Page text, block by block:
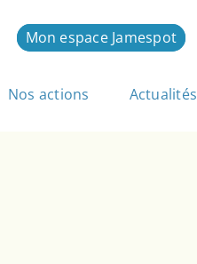
Mon espace Jamespot
Nos actions Actualités